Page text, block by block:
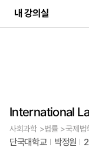
내 강의실
International
사회과학 >법률 >국제법
단국대학교 박정원